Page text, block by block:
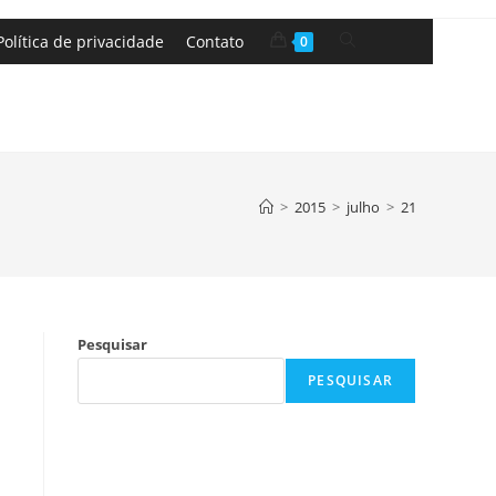
de privacidade Contato 0
> 2015 > julho > 21
Pesquisar
PESQUISAR